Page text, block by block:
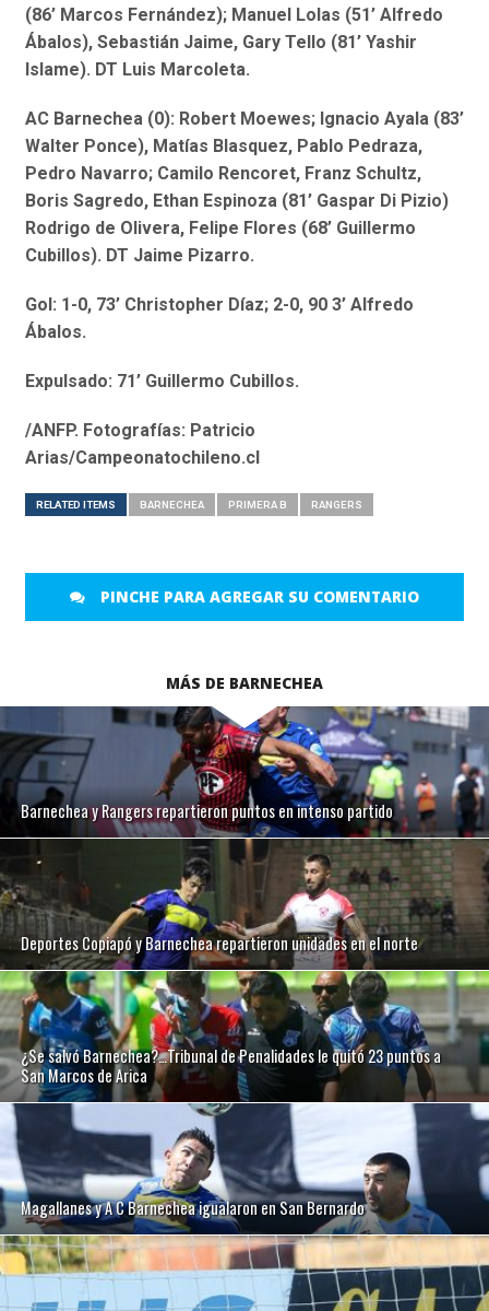
(86’ Marcos Fernández); Manuel Lolas (51’ Alfredo
Ábalos), Sebastián Jaime, Gary Tello (81’ Yashir
Islame). DT Luis Marcoleta.
AC Barnechea (0): Robert Moewes; Ignacio Ayala (83’
Walter Ponce), Matías Blasquez, Pablo Pedraza,
Pedro Navarro; Camilo Rencoret, Franz Schultz,
Boris Sagredo, Ethan Espinoza (81’ Gaspar Di Pizio)
Rodrigo de Olivera, Felipe Flores (68’ Guillermo
Cubillos). DT Jaime Pizarro.
Gol: 1-0, 73’ Christopher Díaz; 2-0, 90 3’ Alfredo
Ábalos.
Expulsado: 71’ Guillermo Cubillos.
/ANFP. Fotografías: Patricio
Arias/Campeonatochileno.cl
RELATED ITEMS BARNECHEA PRIMERA B RANGERS
PINCHE PARA AGREGAR SU COMENTARIO
MÁS DE BARNECHEA
Barnechea y Rangers repartieron puntos en intenso partido
Deportes Copiapó y Barnechea repartieron unidades en el norte
¿Se salvó Barnechea?…Tribunal de Penalidades le quitó 23 puntos a
San Marcos de Arica
Magallanes y A C Barnechea igualaron en San Bernardo